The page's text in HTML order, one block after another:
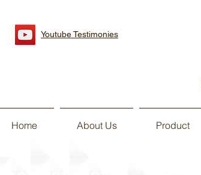
Youtube Testimonies
Home About Us Product